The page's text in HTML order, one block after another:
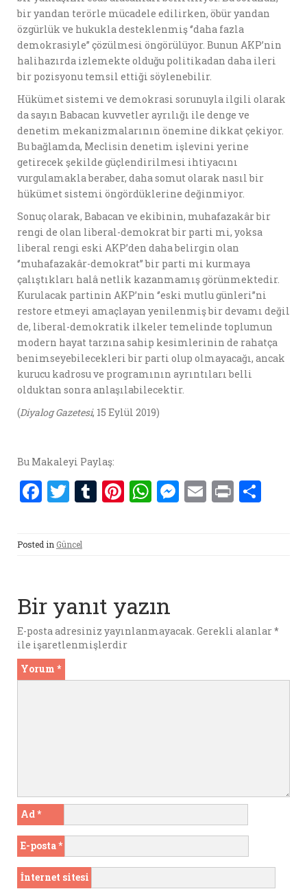
bir yandan terörle mücadele edilirken, öbür yandan
özgürlük ve hukukla desteklenmiş ‘’daha fazla
demokrasiyle’’ çözülmesi öngörülüyor. Bunun AKP’nin
halihazırda izlemekte olduğu politikadan daha ileri
bir pozisyonu temsil ettiği söylenebilir.
Hükümet sistemi ve demokrasi sorunuyla ilgili olarak
da sayın Babacan kuvvetler ayrılığı ile denge ve
denetim mekanizmalarının önemine dikkat çekiyor.
Bu bağlamda, Meclisin denetim işlevini yerine
getirecek şekilde güçlendirilmesi ihtiyacını
vurgulamakla beraber, daha somut olarak nasıl bir
hükümet sistemi öngördüklerine değinmiyor.
Sonuç olarak, Babacan ve ekibinin, muhafazakâr bir
rengi de olan liberal-demokrat bir parti mi, yoksa
liberal rengi eski AKP’den daha belirgin olan
‘’muhafazakâr-demokrat’’ bir parti mi kurmaya
çalıştıkları halâ netlik kazanmamış görünmektedir.
Kurulacak partinin AKP’nin ‘’eski mutlu günleri’’ni
restore etmeyi amaçlayan yenilenmiş bir devamı değil
de, liberal-demokratik ilkeler temelinde toplumun
modern hayat tarzına sahip kesimlerinin de rahatça
benimseyebilecekleri bir parti olup olmayacağı, ancak
kurucu kadrosu ve programının ayrıntıları belli
olduktan sonra anlaşılabilecektir.
(Diyalog Gazetesi, 15 Eylül 2019)
Bu Makaleyi Paylaş:
F
ce
b
o
k
T
it
te
T Pi W
p
p
M E P
Posted in Güncel
Bir yanıt yazın
E-posta adresiniz yayınlanmayacak. Gerekli alanlar*
ile işaretlenmişlerdir
Yorum *
Ad*
E-posta*
İnternet sitesi